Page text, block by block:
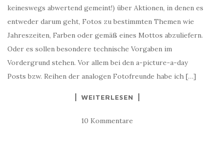
keineswegs abwertend gemeint!) über Aktionen, in denen es
entweder darum geht, Fotos zu bestimmten Themen wie
Jahreszeiten, Farben oder gemäß eines Mottos abzuliefern.
Oder es sollen besondere technische Vorgaben im
Vordergrund stehen. Vor allem bei den a-picture-a-day
Posts bzw. Reihen der analogen Fotofreunde habe ich […]
WEITERLESEN
10 Kommentare